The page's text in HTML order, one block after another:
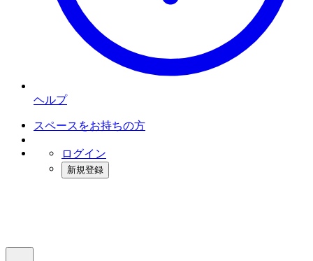
ヘルプ
スペースをお持ちの方
ログイン
新規登録